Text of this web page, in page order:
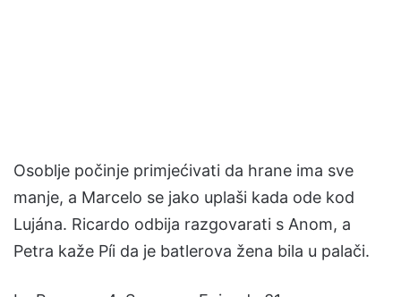
Osoblje počinje primjećivati ​​da hrane ima sve
manje, a Marcelo se jako uplaši kada ode kod
Lujána. Ricardo odbija razgovarati s Anom, a
Petra kaže Píi da je batlerova žena bila u palači.